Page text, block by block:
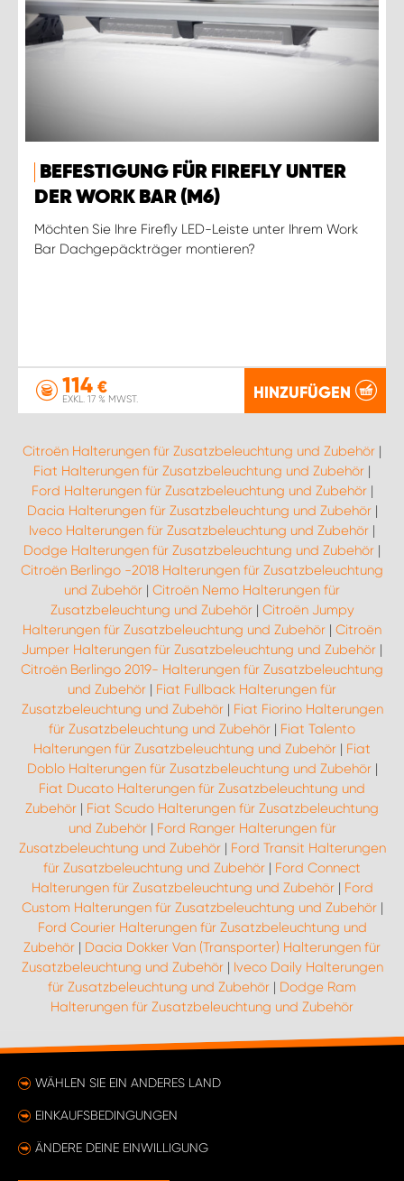
BEFESTIGUNG FÜR FIREFLY UNTER
DER WORK BAR (M6)
Möchten Sie Ihre Firefly LED-Leiste unter Ihrem Work
Bar Dachgepäckträger montieren?
114 €
EXKL. 17 % MWST. HINZUFÜGEN
Citroën Halterungen für Zusatzbeleuchtung und Zubehör |
Fiat Halterungen für Zusatzbeleuchtung und Zubehör |
Ford Halterungen für Zusatzbeleuchtung und Zubehör|
Dacia Halterungen für Zusatzbeleuchtung und Zubehör|
Iveco Halterungen für Zusatzbeleuchtung und Zubehör |
Dodge Halterungen für Zusatzbeleuchtung und Zubehör |
Citroën Berlingo -2018 Halterungen für Zusatzbeleuchtung
und Zubehör | Citroën Nemo Halterungen für
Zusatzbeleuchtung und Zubehör| Citroën Jumpy
Halterungen für Zusatzbeleuchtung und Zubehör | Citroën
Jumper Halterungen für Zusatzbeleuchtung und Zubehör |
Citroën Berlingo 2019- Halterungen für Zusatzbeleuchtung
und Zubehör | Fiat Fullback Halterungen für
Zusatzbeleuchtung und Zubehör| Fiat Fiorino Halterungen
für Zusatzbeleuchtung und Zubehör | Fiat Talento
Halterungen für Zusatzbeleuchtung und Zubehör | Fiat
Doblo Halterungen für Zusatzbeleuchtung und Zubehör|
Fiat Ducato Halterungen für Zusatzbeleuchtung und
Zubehör | Fiat Scudo Halterungen für Zusatzbeleuchtung
und Zubehör| Ford Ranger Halterungen für
Zusatzbeleuchtung und Zubehör| Ford Transit Halterungen
für Zusatzbeleuchtung und Zubehör | Ford Connect
Halterungen für Zusatzbeleuchtung und Zubehör| Ford
Custom Halterungen für Zusatzbeleuchtung und Zubehör|
Ford Courier Halterungen für Zusatzbeleuchtung und
Zubehör | Dacia Dokker Van (Transporter) Halterungen für
Zusatzbeleuchtung und Zubehör| Iveco Daily Halterungen
für Zusatzbeleuchtung und Zubehör | Dodge Ram
Halterungen für Zusatzbeleuchtung und Zubehör
WÄHLEN SIE EIN ANDERES LAND
EINKAUFSBEDINGUNGEN
ÄNDERE DEINE EINWILLIGUNG